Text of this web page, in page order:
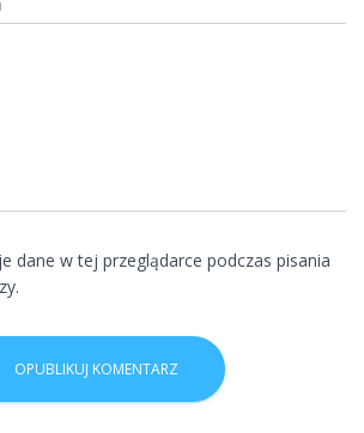
dane w tej przeglądarce podczas pisania